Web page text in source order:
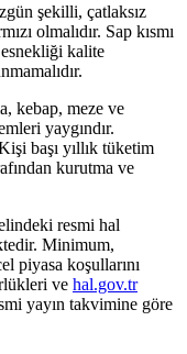
şekilli, çatlaksız
olmalıdır. Sap kısmı
kalite
kebap, meze ve
yaygındır.
başı yıllık tüketim
kurutma ve
resmi hal
Minimum,
piyasa koşullarını
ve hal.gov.tr
yayın takvimine göre